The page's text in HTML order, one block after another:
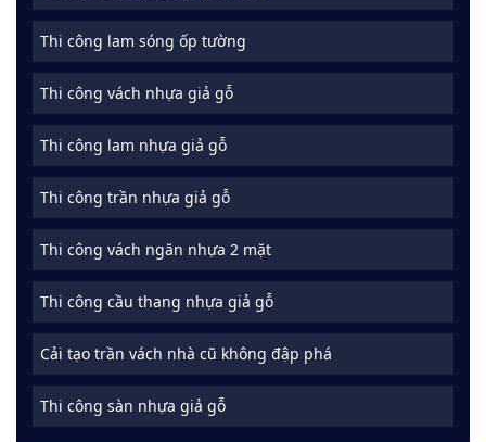
Thi công lam sóng ốp tường
Thi công vách nhựa giả gỗ
Thi công lam nhựa giả gỗ
Thi công trần nhựa giả gỗ
Thi công vách ngăn nhựa 2 mặt
Thi công cầu thang nhựa giả gỗ
Cải tạo trần vách nhà cũ không đập phá
Thi công sàn nhựa giả gỗ